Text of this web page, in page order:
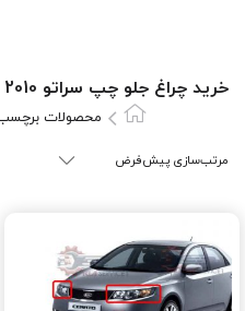
خرید چراغ جلو چپ سراتو 2010
محصولات برچسب